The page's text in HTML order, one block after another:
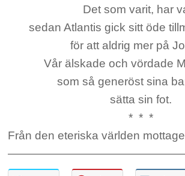
Det som varit, har
sedan Atlantis gick sitt öde
för att aldrig mer på
Vår älskade och vördade
som så generöst sina
sätta sin fot.
* * *
Från den eteriska världen